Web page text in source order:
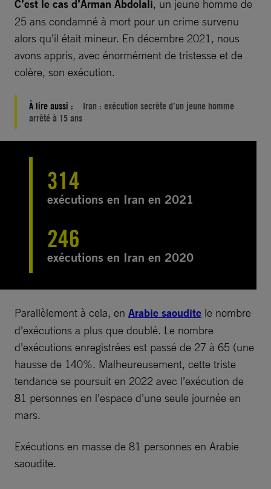
C’est le cas d’Arman Abdolali, un jeune homme de
25 ans condamné à mort pour un crime survenu
alors qu’il était mineur. En décembre 2021, nous
avons appris, avec énormément de tristesse et de
colère, son exécution.
À lire aussi :
Iran : exécution secrète d’un jeune homme
arrêté à 15 ans
314
exécutions en Iran en 2021
246
exécutions en Iran en 2020
Parallèlement à cela, en Arabie saoudite le nombre
d’exécutions a plus que doublé. Le nombre
d’exécutions enregistrées est passé de 27 à 65 (une
hausse de 140%. Malheureusement, cette triste
tendance se poursuit en 2022 avec l’exécution de
81 personnes en l’espace d’une seule journée en
mars.
Exécutions en masse de 81 personnes en Arabie
saoudite.